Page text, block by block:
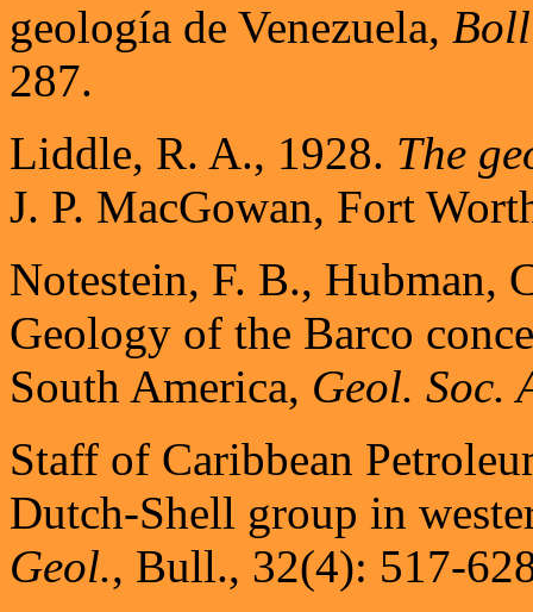
geología de Venezuela,
287.
Liddle, R. A., 1928. The
J. P. MacGowan, Fort
Notestein, F. B., Hubman,
Geology of the Barco
South America, Geol. Soc.
Staff of Caribbean
Dutch-Shell group in
Geol., Bull., 32(4): 517-